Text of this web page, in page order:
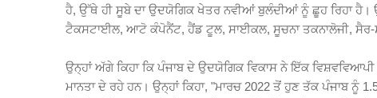
ਹੈ, ਉੱਥੇ ਹੀ ਸੂਬੇ ਦਾ ਉਦਯੋਗਿਕ ਖੇਤਰ ਨਵੀਆਂ ਬੁਲੰਦੀਆਂ ਨੂੰ ਛੂਹ ਰਿਹਾ ਹੈ।
ਟੈਕਸਟਾਈਲ, ਆਟੋ ਕੰਪੋਨੈਂਟ, ਹੈਂਡ ਟੂਲ, ਸਾਈਕਲ, ਸੂਚਨਾ ਤਕਨਾਲੋਜੀ, ਸੈਰ-
ਉਨ੍ਹਾਂ ਅੱਗੇ ਕਿਹਾ ਕਿ ਪੰਜਾਬ ਦੇ ਉਦਯੋਗਿਕ ਵਿਕਾਸ ਨੇ ਇੱਕ
ਮਾਨਤਾ ਦੇ ਰਹੇ ਹਨ। ਉਨ੍ਹਾਂ ਕਿਹਾ, "ਮਾਰਚ 2022 ਤੋਂ ਹੁਣ ਤੱਕ ਪੰਜਾਬ ਨੂੰ